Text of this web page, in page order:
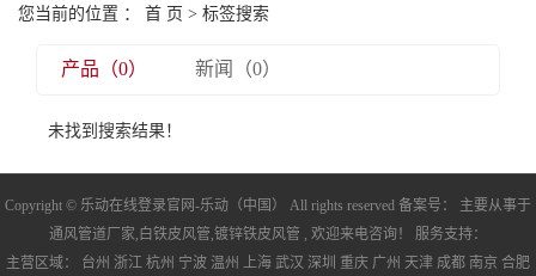
您当前的位置 ： 首 页 > 标签搜索
产品（0） 新闻（0）
未找到搜索结果！
Copyright © 乐动在线登录官网-乐动（中国） All rights reserved 备案号： 主要从事于
通风管道厂家, 白铁皮风管,镀锌铁皮风管 , 欢迎来电咨询！ 服务支持：
主营区域： 台州 浙江 杭州 宁波 温州 上海 武汉 深圳 重庆 广州 天津 成都 南京 合肥